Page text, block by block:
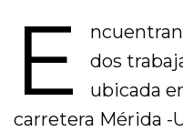
E
dos
ubicada
carretera Mérida -